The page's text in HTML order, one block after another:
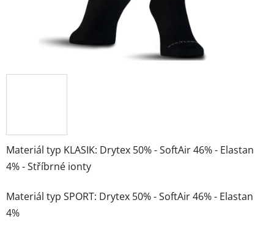
Materiál typ KLASIK: Drytex 50% - SoftAir 46% - Elastan
4% - Stříbrné ionty
Materiál typ SPORT: Drytex 50% - SoftAir 46% - Elastan
4%